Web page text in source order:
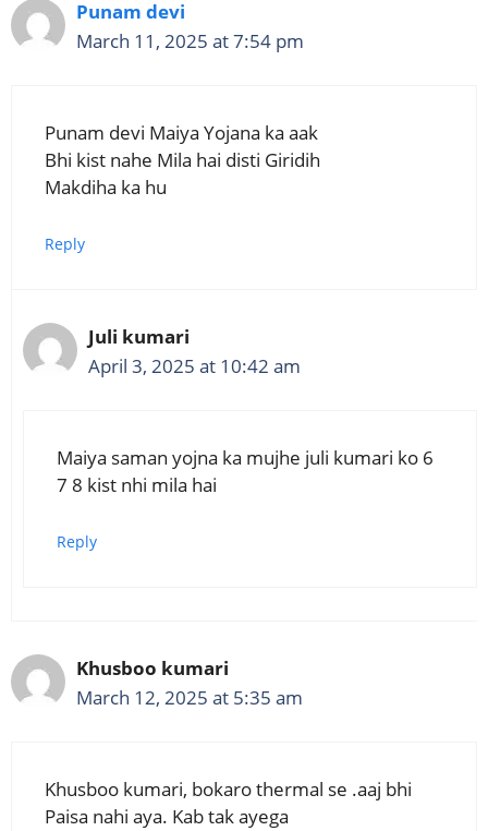
Punam devi
March 11, 2025 at 7:54 pm
Punam devi Maiya Yojana ka aak
Bhi kist nahe Mila hai disti Giridih
Makdiha ka hu
Reply
Juli kumari
April 3, 2025 at 10:42 am
Maiya saman yojna ka mujhe juli kumari ko 6
7 8 kist nhi mila hai
Reply
Khusboo kumari
March 12, 2025 at 5:35 am
Khusboo kumari, bokaro thermal se .aaj bhi
Paisa nahi aya. Kab tak ayega